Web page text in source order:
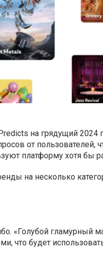
на грядущий 2024
от пользователей,
платформу хотя бы
на несколько
«Голубой гламурный
что будет